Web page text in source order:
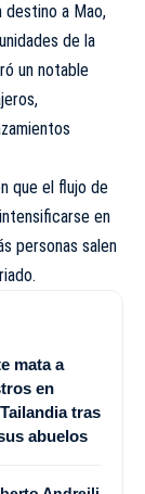
destino a Mao,
de la
un notable
que el flujo de
en
personas salen
mata a
en
tras
abuelos